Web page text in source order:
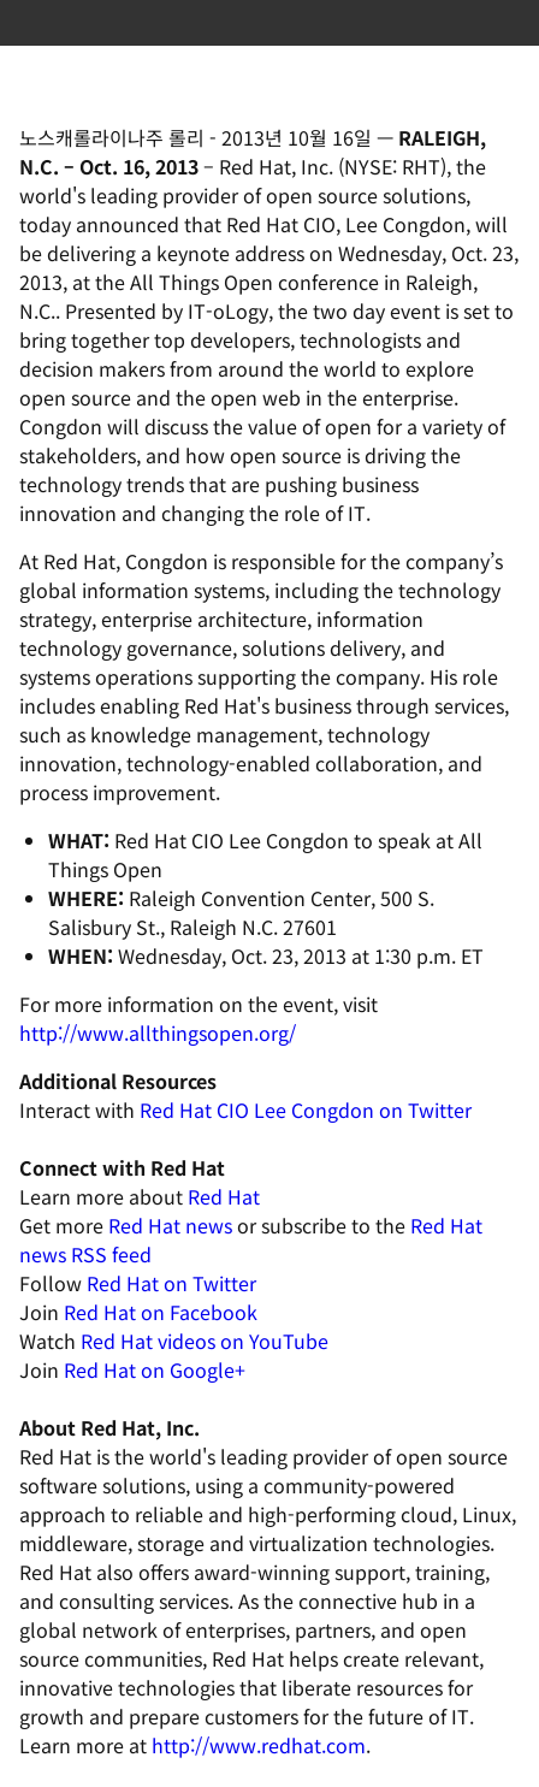
노스캐롤라이나주 롤리 - 2013년 10월 16일 — RALEIGH,
N.C. – Oct. 16, 2013– Red Hat, Inc. (NYSE: RHT), the
world's leading provider of open source solutions,
today announced that Red Hat CIO, Lee Congdon, will
be delivering a keynote address on Wednesday, Oct. 23,
2013, at the All Things Open conference in Raleigh,
N.C.. Presented by IT-oLogy, the two day event is set to
bring together top developers, technologists and
decision makers from around the world to explore
open source and the open web in the enterprise.
Congdon will discuss the value of open for a variety of
stakeholders, and how open source is driving the
technology trends that are pushing business
innovation and changing the role of IT.
At Red Hat, Congdon is responsible for the company’s
global information systems, including the technology
strategy, enterprise architecture, information
technology governance, solutions delivery, and
systems operations supporting the company. His role
includes enabling Red Hat's business through services,
such as knowledge management, technology
innovation, technology-enabled collaboration, and
process improvement.
WHAT: Red Hat CIO Lee Congdon to speak at All
Things Open
WHERE: Raleigh Convention Center, 500 S.
Salisbury St., Raleigh N.C. 27601
WHEN: Wednesday, Oct. 23, 2013 at 1:30 p.m. ET
For more information on the event, visit
http://www.allthingsopen.org/
Additional Resources
Interact with Red Hat CIO Lee Congdon on Twitter
Connect with Red Hat
Learn more about Red Hat
Get more Red Hat newsor subscribe to the Red Hat
news RSS feed
Follow Red Hat on Twitter
Join Red Hat on Facebook
Watch Red Hat videos on YouTube
Join Red Hat on Google+
About Red Hat, Inc.
Red Hat is the world's leading provider of open source
software solutions, using a community-powered
approach to reliable and high-performing cloud, Linux,
middleware, storage and virtualization technologies.
Red Hat also offers award-winning support, training,
and consulting services. As the connective hub in a
global network of enterprises, partners, and open
source communities, Red Hat helps create relevant,
innovative technologies that liberate resources for
growth and prepare customers for the future of IT.
Learn more at http://www.redhat.com.